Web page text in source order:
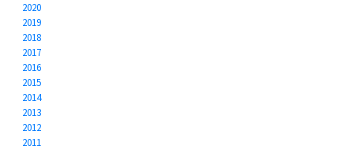
2020
2019
2018
2017
2016
2015
2014
2013
2012
2011